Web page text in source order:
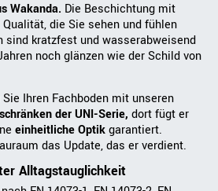
Wakanda. Die Beschichtung mit
die Sie sehen und fühlen
sind kratzfest und wasserabweisend
noch glänzen wie der Schild von
Ihren Fachboden mit unseren
der UNI-Serie, dort fügt er
einheitliche Optikgarantiert.
das Update, das er verdient.
Alltagstauglichkeit